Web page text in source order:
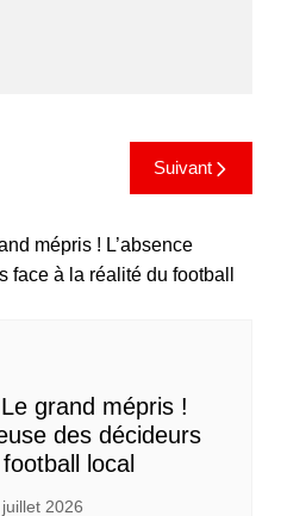
Suivant
grand mépris !
des décideurs
local
2026